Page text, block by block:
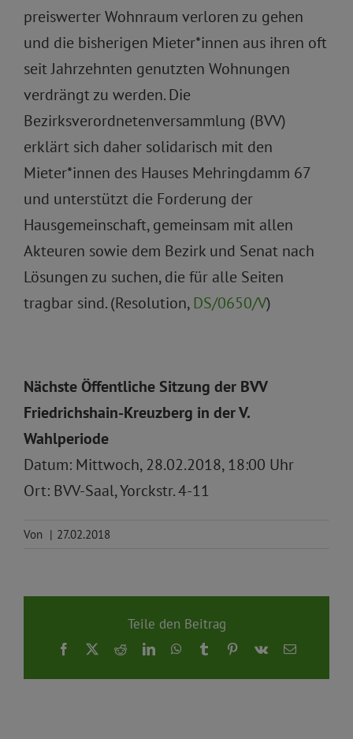
preiswerter Wohnraum verloren zu gehen
und die bisherigen Mieter*innen aus ihren oft
seit Jahrzehnten genutzten Wohnungen
verdrängt zu werden. Die
Bezirksverordnetenversammlung (BVV)
erklärt sich daher solidarisch mit den
Mieter*innen des Hauses Mehringdamm 67
und unterstützt die Forderung der
Hausgemeinschaft, gemeinsam mit allen
Akteuren sowie dem Bezirk und Senat nach
Lösungen zu suchen, die für alle Seiten
tragbar sind. (Resolution,DS/0650/V)
Nächste Öffentliche Sitzung der BVV
Friedrichshain-Kreuzberg in der V.
Wahlperiode
Datum: Mittwoch, 28.02.2018, 18:00 Uhr
Ort: BVV-Saal, Yorckstr. 4-11
Von | 27.02.2018
Teile den Beitrag
Facebook
X RedditLinkedInWhatsApp
TumblrPinterest
Vk
E-